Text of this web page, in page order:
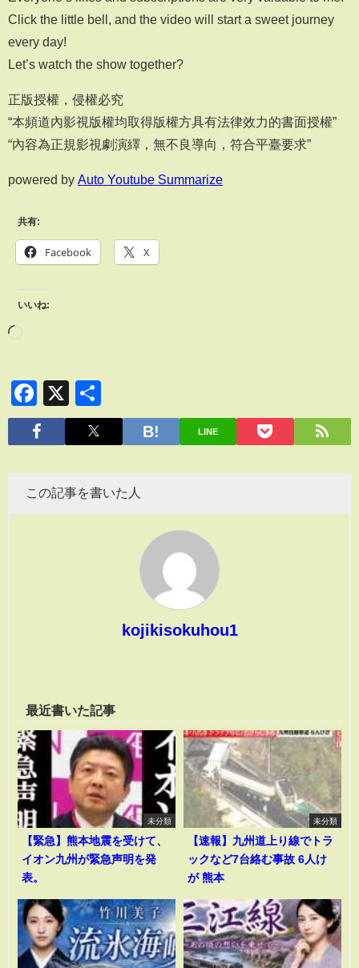
Click the little bell, and the video will start a sweet journey
every day!
Let’s watch the show together?
正版授權，侵權必究
“本頻道內影視版權均取得版權方具有法律效力的書面授權”
“內容為正規影視劇演繹，無不良導向，符合平臺要求”
powered by Auto Youtube Summarize
共有:
Facebook X
いいね:
Facebook
X
有
LINE
この記事を書いた人
kojikisokuhou1
最近書いた記事
未分類
【緊急】熊本地震を受けて、
イオン九州が緊急声明を発
表。
未分類
【速報】九州道上り線でトラ
ックなど7台絡む事故 6人け
が 熊本